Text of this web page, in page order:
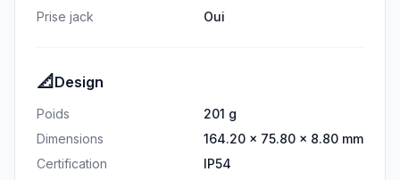
Prise jack
Oui
📐 Design
Poids
201 g
Dimensions
164.20 × 75.80 × 8.80 mm
Certification
IP54